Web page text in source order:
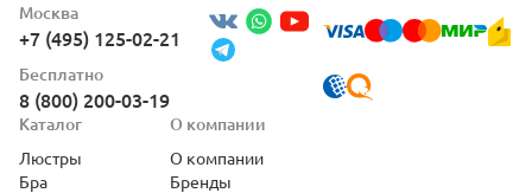
Москва
+7 (495) 125-02-21
Бесплатно
8 (800) 200-03-19
Каталог
Люстры
Бра
О компании
О компании
Бренды